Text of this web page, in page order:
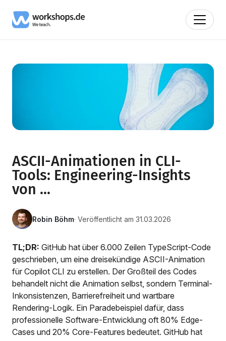
ASCII-Animationen in CLI-
Tools: Engineering-Insights
von ...
Robin Böhm· Veröffentlicht am 31.03.2026
TL;DR: GitHub hat über 6.000 Zeilen TypeScript-Code
geschrieben, um eine dreisekündige ASCII-Animation
für Copilot CLI zu erstellen. Der Großteil des Codes
behandelt nicht die Animation selbst, sondern Terminal-
Inkonsistenzen, Barrierefreiheit und wartbare
Rendering-Logik. Ein Paradebeispiel dafür, dass
professionelle Software-Entwicklung oft 80% Edge-
Cases und 20% Core-Features bedeutet. GitHub hat